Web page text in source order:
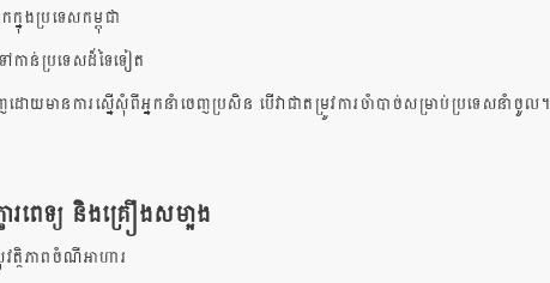
នុងប្រទេសកម្ពុជា
កាន់ប្រទេសដ៏ទៃទៀត
យមានការស្នើសុំពីអ្នកនាំចេញប្រសិន បើវាជាតម្រូវការចាំបាច់សម្រាប់ប្រទេសនាំចូល។
រពេទ្យ និងគ្រឿងសម្អាង
ថិភាពចំណីអាហារ